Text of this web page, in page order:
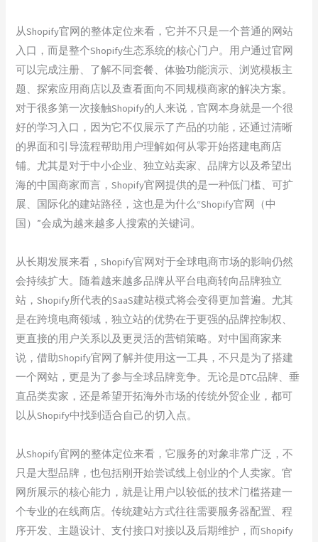
从Shopify官网的整体定位来看，它并不只是一个普通的网站
入口，而是整个Shopify生态系统的核心门户。用户通过官网
可以完成注册、了解不同套餐、体验功能演示、浏览模板主
题、探索应用商店以及查看面向不同规模商家的解决方案。
对于很多第一次接触Shopify的人来说，官网本身就是一个很
好的学习入口，因为它不仅展示了产品的功能，还通过清晰
的界面和引导流程帮助用户理解如何从零开始搭建电商店
铺。尤其是对于中小企业、独立站卖家、品牌方以及希望出
海的中国商家而言，Shopify官网提供的是一种低门槛、可扩
展、国际化的建站路径，这也是为什么“Shopify官网（中
国）”会成为越来越多人搜索的关键词。
从长期发展来看，Shopify官网对于全球电商市场的影响仍然
会持续扩大。随着越来越多品牌从平台电商转向品牌独立
站，Shopify所代表的SaaS建站模式将会变得更加普遍。尤其
是在跨境电商领域，独立站的优势在于更强的品牌控制权、
更直接的用户关系以及更灵活的营销策略。对中国商家来
说，借助Shopify官网了解并使用这一工具，不只是为了搭建
一个网站，更是为了参与全球品牌竞争。无论是DTC品牌、垂
直品类卖家，还是希望开拓海外市场的传统外贸企业，都可
以从Shopify中找到适合自己的切入点。
从Shopify官网的整体定位来看，它服务的对象非常广泛，不
只是大型品牌，也包括刚开始尝试线上创业的个人卖家。官
网所展示的核心能力，就是让用户以较低的技术门槛搭建一
个专业的在线商店。传统建站方式往往需要服务器配置、程
序开发、主题设计、支付接口对接以及后期维护，而Shopify